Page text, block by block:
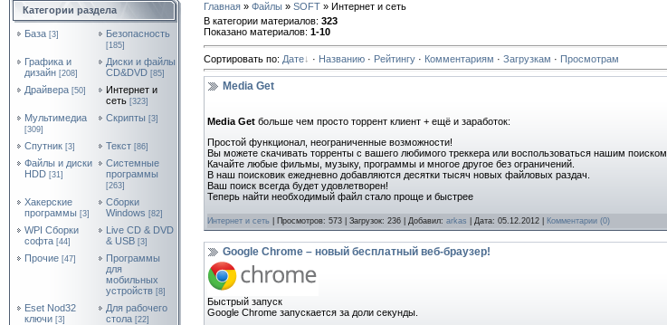
Категории раздела
База [3] Безопасность
[185]
Графика и
дизайн [208]
Диски и файлы
CD&DVD [85]
Драйвера [50]
Интернет и
сеть [323]
Мультимедиа
[309]
Скрипты [3]
Спутник [3] Текст [86]
Файлы и диски
HDD [31]
Системные
программы
[263]
Хакерские
программы [3]
Сборки
Windows [82]
WPI Сборки
софта [44]
Live CD & DVD
& USB [3]
Прочие [47]
Программы
для
мобильных
устройств [8]
Eset Nod32
ключи [3]
Для рабочего
стола [22]
Главная » Файлы » SOFT » Интернет и сеть
В категории материалов: 323
Показано материалов: 1-10
Сортировать по: Дате · Названию · Рейтингу · Комментариям · Загрузкам · Просмотрам
Media Get
Media Get больше чем просто торрент клиент + ещё и заработок:
Простой функционал, неограниченные возможности!
Вы можете скачивать торренты с вашего любимого треккера или воспользоваться нашим поиском.
Качайте любые фильмы, музыку, программы и многое другое без ограничений.
В наш поисковик ежедневно добавляются десятки тысяч новых файловых раздач.
Ваш поиск всегда будет удовлетворен!
Теперь найти необходимый файл стало проще и быстрее
Интернет и сеть | Просмотров: 573 | Загрузок: 236 | Добавил: arkas | Дата: 05.12.2012 Комментарии (0)
Google Chrome – новый бесплатный веб-браузер!
Быстрый запуск
Google Chrome запускается за доли секунды.